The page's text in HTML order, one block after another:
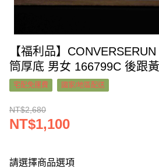
【福利品】
筒厚底 男女 166799C 後跟
宅配免運費 國家/地區配送
NT$2,680
NT$1,100
請選擇商品選項